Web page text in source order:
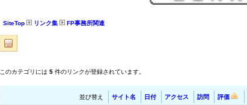
SiteTop リンク集 FP事務所関連
このカテゴリには 5 件のリンクが登録されています。
並び替え サイト名 日付 アクセス 訪問 評価